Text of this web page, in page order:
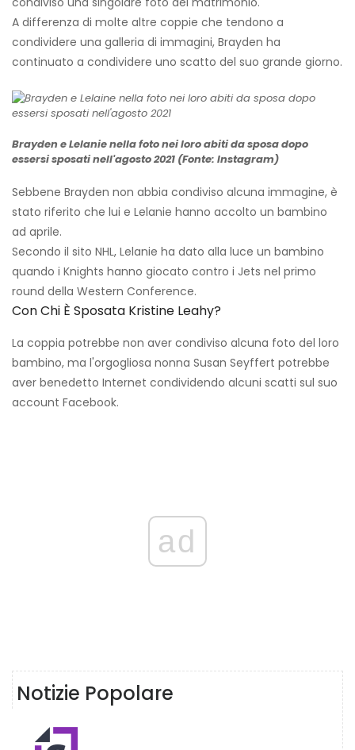
A differenza di molte altre coppie che tendono a
condividere una galleria di immagini, Brayden ha
continuato a condividere uno scatto del suo grande giorno.
Brayden e Lelanie nella foto nei loro abiti da sposa dopo
essersi sposati nell'agosto 2021 (Fonte: Instagram)
Sebbene Brayden non abbia condiviso alcuna immagine, è
stato riferito che lui e Lelanie hanno accolto un bambino
ad aprile.
Secondo il sito NHL, Lelanie ha dato alla luce un bambino
quando i Knights hanno giocato contro i Jets nel primo
round della Western Conference.
Con Chi È Sposata Kristine Leahy?
La coppia potrebbe non aver condiviso alcuna foto del loro
bambino, ma l'orgogliosa nonna Susan Seyffert potrebbe
aver benedetto Internet condividendo alcuni scatti sul suo
account Facebook.
ad
Notizie Popolare